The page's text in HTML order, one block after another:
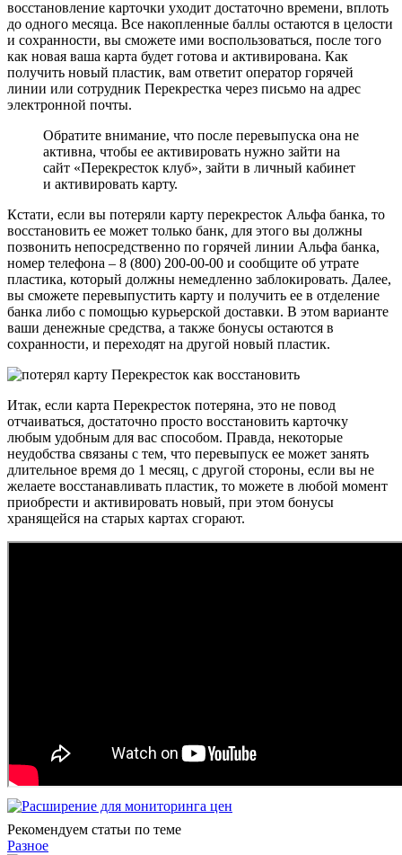
восстановление карточки уходит достаточно времени, вплоть
до одного месяца. Все накопленные баллы остаются в целости
и сохранности, вы сможете ими воспользоваться, после того
как новая ваша карта будет готова и активирована. Как
получить новый пластик, вам ответит оператор горячей
линии или сотрудник Перекрестка через письмо на адрес
электронной почты.
Обратите внимание, что после перевыпуска она не
активна, чтобы ее активировать нужно зайти на
сайт «Перекресток клуб», зайти в личный кабинет
и активировать карту.
Кстати, если вы потеряли карту перекресток Альфа банка, то
восстановить ее может только банк, для этого вы должны
позвонить непосредственно по горячей линии Альфа банка,
номер телефона – 8 (800) 200-00-00 и сообщите об утрате
пластика, который должны немедленно заблокировать. Далее,
вы сможете перевыпустить карту и получить ее в отделение
банка либо с помощью курьерской доставки. В этом варианте
ваши денежные средства, а также бонусы остаются в
сохранности, и переходят на другой новый пластик.
Итак, если карта Перекресток потеряна, это не повод
отчаиваться, достаточно просто восстановить карточку
любым удобным для вас способом. Правда, некоторые
неудобства связаны с тем, что перевыпуск ее может занять
длительное время до 1 месяц, с другой стороны, если вы не
желаете восстанавливать пластик, то можете в любой момент
приобрести и активировать новый, при этом бонусы
хранящейся на старых картах сгорают.
Рекомендуем статьи по теме
Разное